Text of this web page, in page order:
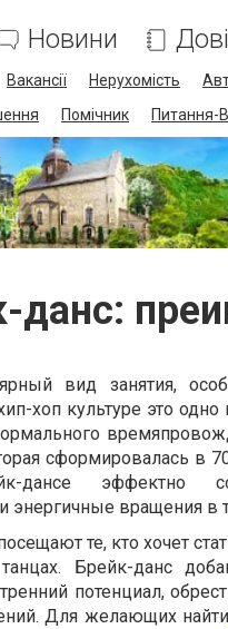
Новини
Вакансії Нерухомість
Помічник Питання-
данс:
вид занятия,
хоп культуре это
сформировалась в
эффектно
энергичные вращения в
те, кто хочет
Брейк-данс
потенциал,
Для желающих найти